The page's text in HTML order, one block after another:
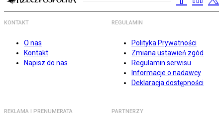
KONTAKT
O nas
Kontakt
Napisz do nas
REGULAMIN
Polityka Prywatności
Zmiana ustawień zgód
Regulamin serwisu
Informacje o nadawcy
Deklaracja dostępności
REKLAMA I PRENUMERATA PARTNERZY